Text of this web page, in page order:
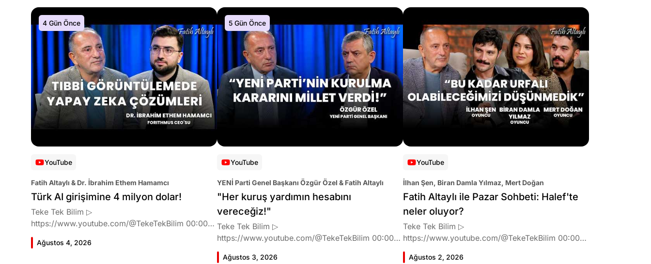
4 Gün Önce
YouTube
Fatih Altaylı & Dr. İbrahim Ethem Hamamcı
Türk AI girişimine 4 milyon dolar!
Teke Tek Bilim ▷
https://www.youtube.com/@TekeTekBilim 00:00
Giriş 01:51 İbrahim Ethem Hamamcı kimdir ve
akademik çalışmaları neler? 10:54 Kendi şirketlerini
Ağustos 4, 2026
5 Gün Önce
YouTube
YENİ Parti Genel Başkanı Özgür Özel & Fatih Altaylı
"Her kuruş yardımın hesabını
vereceğiz!"
Teke Tek Bilim ▷
https://www.youtube.com/@TekeTekBilim 00:00
Giriş 01:58 Butlan kararı 05:58 Butlan kararı kimin
meselesi? 11:32 Kılıçdaroğlu bu günlerin sinyalini
Ağustos 3, 2026
YouTube
İlhan Şen, Biran Damla Yılmaz, Mert Doğan
Fatih Altaylı ile Pazar Sohbeti: Halef'te
neler oluyor?
Teke Tek Bilim ▷
https://www.youtube.com/@TekeTekBilim 00:00
Giriş 02:46 Biran Damla Yılmaz dizi teklifi
geldiğinde neler hissetti? 05:41 Oynadığı role nasıl
Ağustos 2, 2026